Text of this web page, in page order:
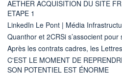
AETHER ACQUISITION DU SITE
ETAPE 1
LinkedIn Le Pont | Média
Quanthor et 2CRSi s’associent pour
Après les contrats cadres, les
C'EST LE MOMENT DE
SON POTENTIEL EST ÉNORME